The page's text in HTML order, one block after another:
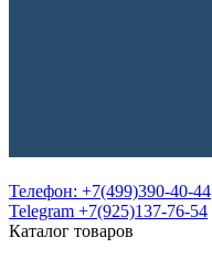
Телефон: +7(499)390-40-44
Telegram +7(925)137-76-54
Каталог товаров